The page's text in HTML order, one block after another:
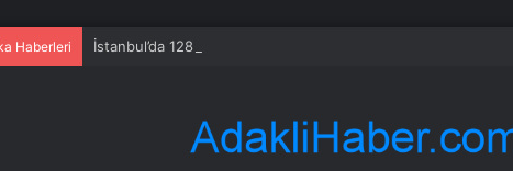
Haberleri İstanbul’da 128 yeni noktaya daha EDS geliyor